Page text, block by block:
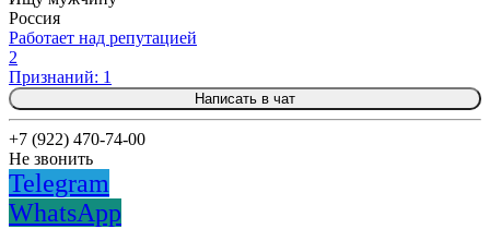
Россия
Работает над репутацией
2
Признаний: 1
Написать в чат
+7 (922) 470-74-00
Не звонить
Telegram
WhatsApp